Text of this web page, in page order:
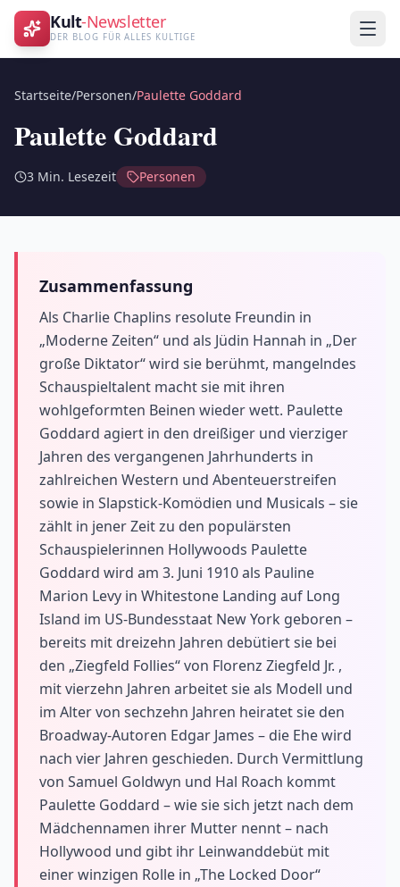
Kult-Newsletter
DER BLOG FÜR ALLES KULTIGE
Startseite/Personen/Paulette Goddard
Paulette Goddard
3 Min. Lesezeit Personen
Zusammenfassung
Als Charlie Chaplins resolute Freundin in
„Moderne Zeiten“ und als Jüdin Hannah in „Der
große Diktator“ wird sie berühmt, mangelndes
Schauspieltalent macht sie mit ihren
wohlgeformten Beinen wieder wett. Paulette
Goddard agiert in den dreißiger und vierziger
Jahren des vergangenen Jahrhunderts in
zahlreichen Western und Abenteuerstreifen
sowie in Slapstick-Komödien und Musicals – sie
zählt in jener Zeit zu den populärsten
Schauspielerinnen Hollywoods Paulette
Goddard wird am 3. Juni 1910 als Pauline
Marion Levy in Whitestone Landing auf Long
Island im US-Bundesstaat New York geboren –
bereits mit dreizehn Jahren debütiert sie bei
den „Ziegfeld Follies“ von Florenz Ziegfeld Jr. ,
mit vierzehn Jahren arbeitet sie als Modell und
im Alter von sechzehn Jahren heiratet sie den
Broadway-Autoren Edgar James – die Ehe wird
nach vier Jahren geschieden. Durch Vermittlung
von Samuel Goldwyn und Hal Roach kommt
Paulette Goddard – wie sie sich jetzt nach dem
Mädchennamen ihrer Mutter nennt – nach
Hollywood und gibt ihr Leinwanddebüt mit
einer winzigen Rolle in „The Locked Door“